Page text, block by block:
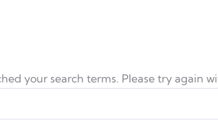
your search terms. Please try again